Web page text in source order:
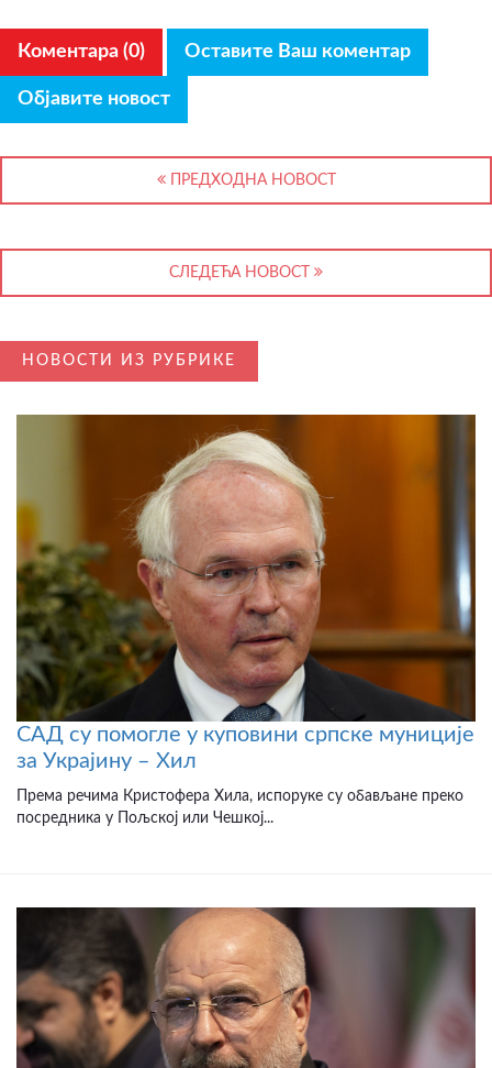
Коментара (0) Оставите Ваш коментар
Објавите новост
ПРЕДХОДНА НОВОСТ
СЛЕДЕЋА НОВОСТ
НОВОСТИ ИЗ РУБРИКЕ
САД су помогле у куповини српске муниције
за Украјину – Хил
Према речима Кристофера Хила, испоруке су обављане преко
посредника у Пољској или Чешкој...